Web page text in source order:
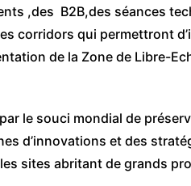
,des B2B,des séances
corridors qui permettront
de la Zone de Libre-
le souci mondial de
d’innovations et des
sites abritant de grands